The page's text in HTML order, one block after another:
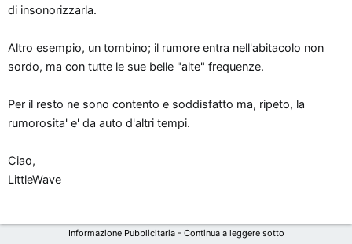
di insonorizzarla.
Altro esempio, un tombino; il rumore entra nell'abitacolo non
sordo, ma con tutte le sue belle "alte" frequenze.
Per il resto ne sono contento e soddisfatto ma, ripeto, la
rumorosita' e' da auto d'altri tempi.
Ciao,
LittleWave
Informazione Pubblicitaria - Continua a leggere sotto